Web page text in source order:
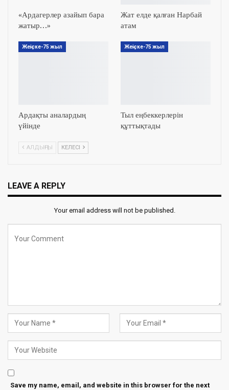
«Ардагерлер азайып бара
жатыр…»
Жат елде қалған Нарбай
атам
Жеңіске-75 жыл
Ардақты аналардың
үйінде
Жеңіске-75 жыл
Тыл еңбеккерлерін
құттықтады
АЛДЫҢҒЫ КЕЛЕСІ
LEAVE A REPLY
Your email address will not be published.
Save my name, email, and website in this browser for the next